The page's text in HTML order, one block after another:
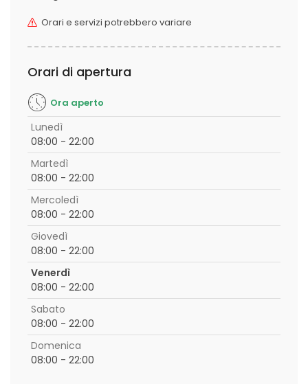
Orari e servizi potrebbero variare
Orari di apertura
Ora aperto
Lunedì
08:00 - 22:00
Martedì
08:00 - 22:00
Mercoledì
08:00 - 22:00
Giovedì
08:00 - 22:00
Venerdì
08:00 - 22:00
Sabato
08:00 - 22:00
Domenica
08:00 - 22:00